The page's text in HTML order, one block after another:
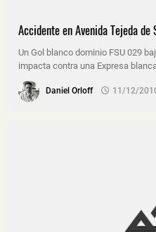
Accidente en Avenida Tejeda de
Un Gol blanco dominio FSU 029
impacta contra una Expresa
Daniel Orloff 11/12/